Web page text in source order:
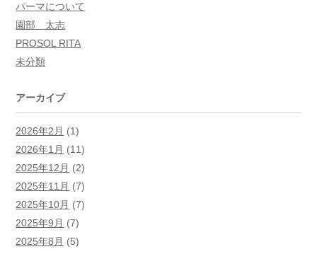
パーマについて
園部 太志
PROSOL RITA
未分類
アーカイブ
2026年2月 (1)
2026年1月 (11)
2025年12月 (2)
2025年11月 (7)
2025年10月 (7)
2025年9月 (7)
2025年8月 (5)